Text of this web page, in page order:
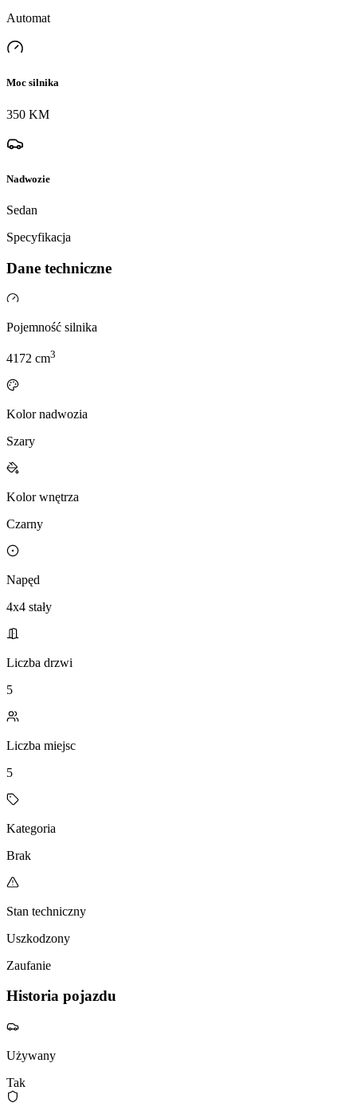
Automat
Moc silnika
350 KM
Nadwozie
Sedan
Specyfikacja
Dane techniczne
Pojemność silnika
4172 cm3
Kolor nadwozia
Szary
Kolor wnętrza
Czarny
Napęd
4x4 stały
Liczba drzwi
5
Liczba miejsc
5
Kategoria
Brak
Stan techniczny
Uszkodzony
Zaufanie
Historia pojazdu
Używany
Tak